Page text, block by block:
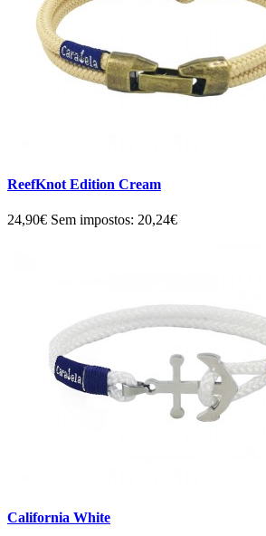
ReefKnot Edition Cream
24,90€ Sem impostos: 20,24€
California White